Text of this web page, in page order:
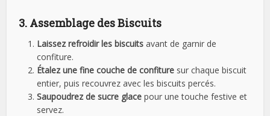
3. Assemblage des Biscuits
Laissez refroidir les biscuits avant de garnir de
confiture.
Étalez une fine couche de confiture sur chaque biscuit
entier, puis recouvrez avec les biscuits percés.
Saupoudrez de sucre glace pour une touche festive et
servez.